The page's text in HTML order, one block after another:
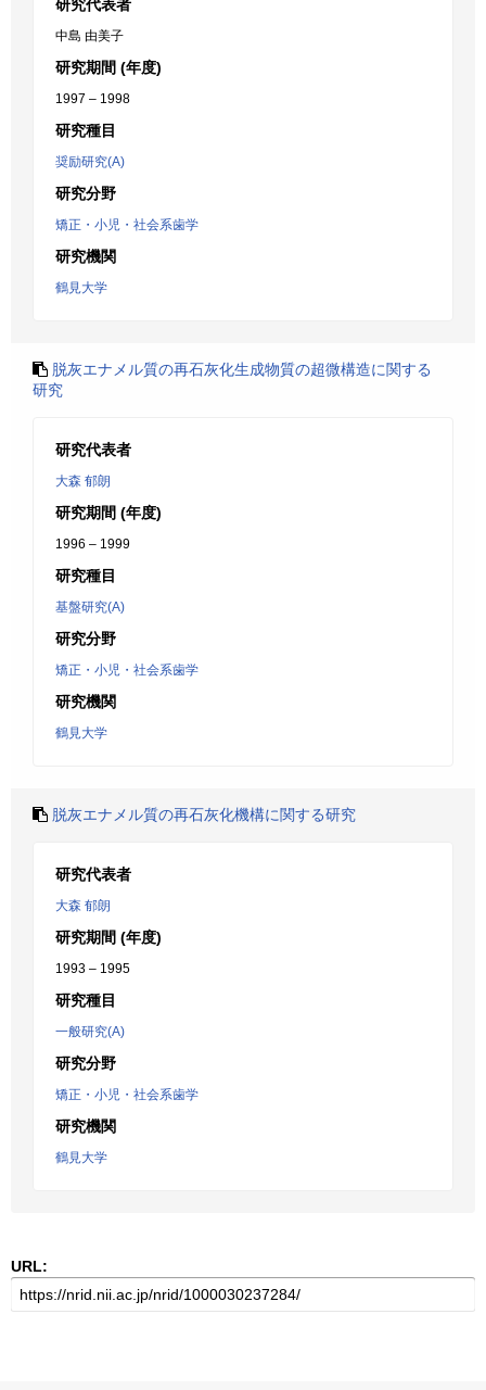
研究代表者
中島 由美子
研究期間 (年度)
1997 – 1998
研究種目
奨励研究(A)
研究分野
矯正・小児・社会系歯学
研究機関
鶴見大学
脱灰エナメル質の再石灰化生成物質の超微構造に関する
研究
研究代表者
大森 郁朗
研究期間 (年度)
1996 – 1999
研究種目
基盤研究(A)
研究分野
矯正・小児・社会系歯学
研究機関
鶴見大学
脱灰エナメル質の再石灰化機構に関する研究
研究代表者
大森 郁朗
研究期間 (年度)
1993 – 1995
研究種目
一般研究(A)
研究分野
矯正・小児・社会系歯学
研究機関
鶴見大学
URL: